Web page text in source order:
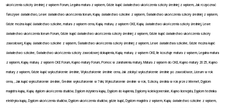
ukończenia szkoły średniej z wpisem Forum, Legalna matura z wpisem, Gdzie kupić świadectwo ukończenia szkoły średniej z wpisem, Jak rozpoznać
fałszywe świadectwo, Lewe świadectwo ukończenia liceum, Kupię świadectwo szkolne z wpisem, Świadectwo ukończenia szkoły średniej z wpisem,
Gdzie można kupić świadectwo szkolne, matura z wpisem cena, Kupię maturę z wpisem CKE, Kupię świadectwo ukończenia szkoły średniej, Lewe
świadectwo ukończenia liceum Forum, Gdzie kupić świadectwo ukończenia szkoły średniej z wpisem, Gdzie kupić świadectwo ukończenia szkoły
zawodowej, Kupię świadectwo szkolne z wpisem, Świadectwo ukończenia szkoły średniej z wpisem, Lewe świadectwa szkolne, Gdzie można kupić
świadectwo szkolne, Świadectwo ukończenia szkoły zawodowej dokupienia, Kupię maturę z wpisem CKE, Ile kosztuje matura z wpisem, Legalna matura
z wpisem, Kupię maturę z wpisem CKE Forum, Kupno matury Forum, Pomoc w załatwieniu matury, Matura z wpisem do CKE, Kupno matury 2025, Kupno
matury z wpisem, Gdzie kupić wykształcenie średnie, Wykształcenie średnie cena, Jak zdobyć wykształcenie średnie po zawodówce, Liceum w rok
cena, , Jak kupić wykształcenie średnie, Średnie wykształcenie w 7dni, Wykształcenie średnie w rok, Szkołą średnia w rok przez Internet, Dyplom
magistra kupię, Kupię dyplom ukończenia studiów, Dyplom inżyniera kupię, Dyplom do kupienia, Dyplomy kolekcjonerskie, Kupno licencjata, Dyplom technika
elektryka kupię, Dyplom ukończenia studiów, Dyplom ukończenia studiów, gdzie kupić, Dyplom magistra z wpisem, Kupię świadectwo szkolne z wpisem,